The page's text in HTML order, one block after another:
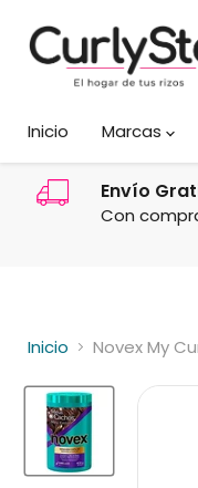
Inicio
Marcas
Envío
Con
Inicio Novex My